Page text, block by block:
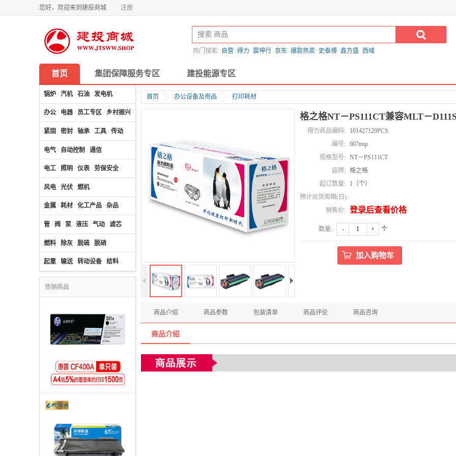
您好，欢迎来到建投商城 注册
热门搜索: 自营 得力 震坤行 京东 爆款热卖 史泰博 鑫方盛 西域
首页 集团保障服务专区 建投能源专区
锅炉 / 汽机/ 石油 / 发电机/
办公 / 电器 / 员工专区 / 乡村振兴 /
紧固 / 密封 / 轴承 / 工具 / 传动
电气 / 自动控制 / 通信
电工 / 照明 / 仪表 / 劳保安全 /
风电 / 光伏 / 燃机/
金属 / 耗材 / 化工产品 / 杂品 /
管 / 阀 / 泵 / 液压 / 气动 / 滤芯
燃料 / 除灰 / 脱硫 / 脱硝 /
起重 / 输送/ 转动设备 / 给料 /
热销商品
首页 办公设备及用品 打印耗材
格之格NT－PS111CT兼容MLT－
得力商品编码:
101427129PCS
编号:
007tmp
规格型号:
NT－PS111CT
品牌:
格之格
起订数量:
1（个）
预计出货周期(日):
销售价:
登录后查看价格
数量: - + 个
商品介绍 商品参数 包装清单 商品评论 商品咨询
商品介绍